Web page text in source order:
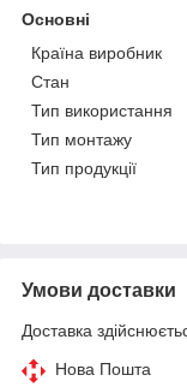
Основні
Країна виробник
Стан
Тип використання
Тип монтажу
Тип продукції
Умови доставки
Доставка
Нова Пошта